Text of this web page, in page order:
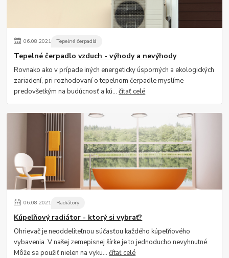
06.08.2021 Tepelné čerpadlá
Tepelné čerpadlo vzduch - výhody a nevýhody
Rovnako ako v prípade iných energeticky úsporných a ekologických
zariadení, pri rozhodovaní o tepelnom čerpadle myslíme
predovšetkým na budúcnosť a kú...čítať celé
06.08.2021 Radiátory
Kúpeľňový radiátor - ktorý si vybrať?
Ohrievač je neoddeliteľnou súčasťou každého kúpeľňového
vybavenia. V našej zemepisnej šírke je to jednoducho nevyhnutné.
Môže sa použiť nielen na vyku...čítať celé